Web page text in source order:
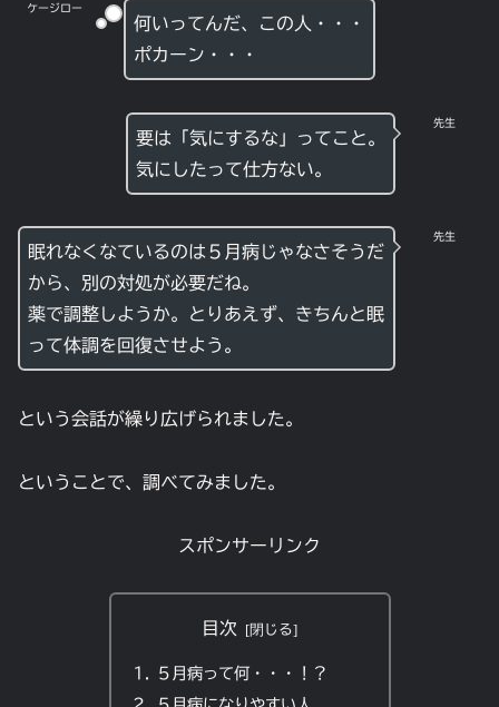
ケージロー
何いってんだ、この人・・・
ポカーン・・・
先生
要は「気にするな」ってこと。
気にしたって仕方ない。
先生
眠れなくなているのは５月病じゃなさそうだ
から、別の対処が必要だね。
薬で調整しようか。とりあえず、きちんと眠
って体調を回復させよう。
という会話が繰り広げられました。
ということで、調べてみました。
スポンサーリンク
目次
５月病って何・・・！？